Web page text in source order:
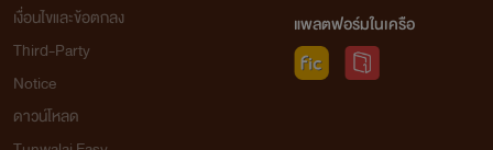
เงื่อนไขและข้อตกลง
Third-Party
Notice
ดาวน์โหลด
แพลตฟอร์มในเครือ